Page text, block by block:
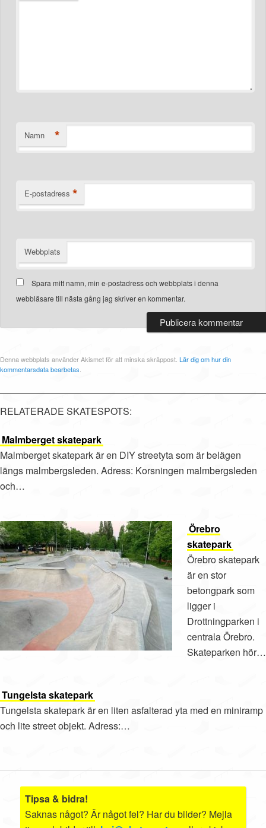
Namn *
E-postadress *
Webbplats
Spara mitt namn, min e-postadress och webbplats i denna
webbläsare till nästa gång jag skriver en kommentar.
Denna webbplats använder Akismet för att minska skräppost. Lär dig om hur din
kommentarsdata bearbetas.
RELATERADE SKATESPOTS:
Malmberget skatepark
Malmberget skatepark är en DIY streetyta som är belägen
längs malmbergsleden. Adress: Korsningen malmbergsleden
och…
Örebro
skatepark
Örebro skatepark
är en stor
betongpark som
ligger i
Drottningparken i
centrala Örebro.
Skateparken hör…
Tungelsta skatepark
Tungelsta skatepark är en liten asfalterad yta med en miniramp
och lite street objekt. Adress:…
Tipsa & bidra!
Saknas något? Är något fel? Har du bilder? Mejla